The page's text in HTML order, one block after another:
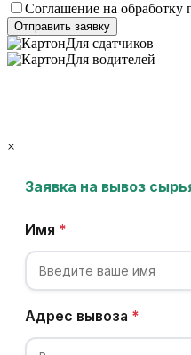
Соглашение на обработку
Для сдатчиков
Для водителей
×